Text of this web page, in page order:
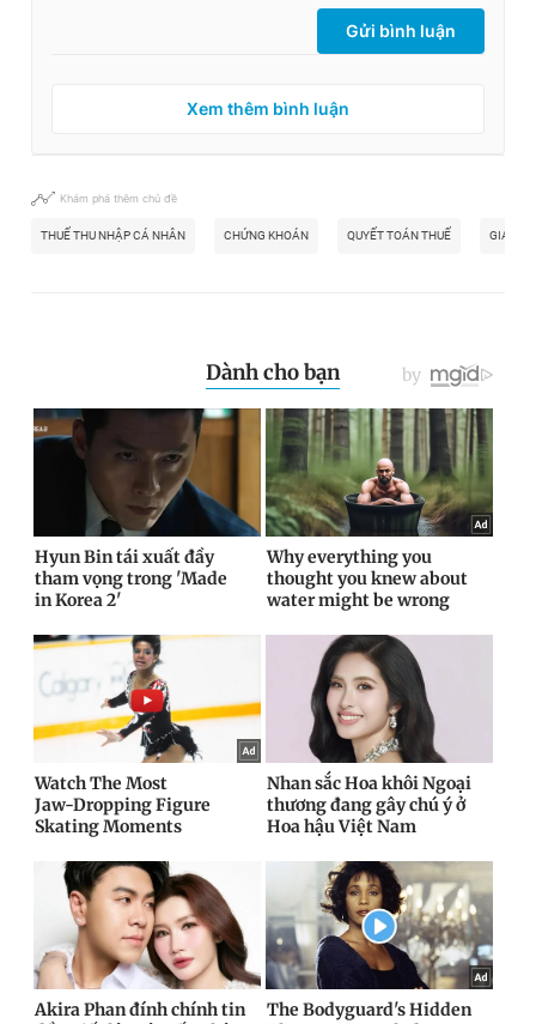
Gửi bình luận
Xem thêm bình luận
Khám phá thêm chủ đề
THUẾ THU NHẬP CÁ NHÂN CHỨNG KHOÁN QUYẾT TOÁN THUẾ GIẢM